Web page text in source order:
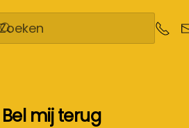
Bel mij terug